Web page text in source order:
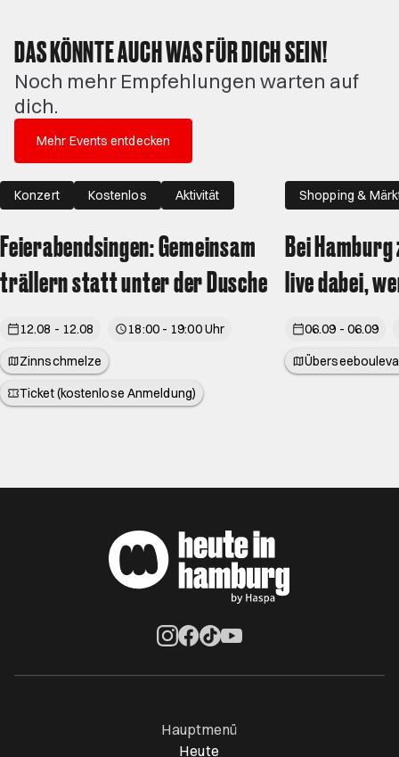
DAS KÖNNTE AUCH WAS FÜR DICH SEIN!
Noch mehr Empfehlungen warten auf
dich.
Mehr Events entdecken
Konzert Kostenlos Aktivität
Feierabendsingen: Gemeinsam
trällern statt unter der Dusche
12.08 - 12.08
18:00 - 19:00 Uhr
Zinnschmelze
Ticket (kostenlose Anmeldung)
Shopping &
Bei
live dabei,
06.09 - 06.09
Hauptmenü
Heute